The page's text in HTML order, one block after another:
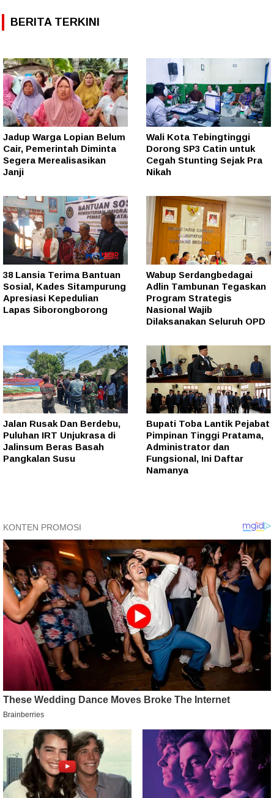
BERITA TERKINI
Jadup Warga Lopian Belum
Cair, Pemerintah Diminta
Segera Merealisasikan
Janji
Wali Kota Tebingtinggi
Dorong SP3 Catin untuk
Cegah Stunting Sejak Pra
Nikah
38 Lansia Terima Bantuan
Sosial, Kades Sitampurung
Apresiasi Kepedulian
Lapas Siborongborong
Wabup Serdangbedagai
Adlin Tambunan Tegaskan
Program Strategis
Nasional Wajib
Dilaksanakan Seluruh OPD
Jalan Rusak Dan Berdebu,
Puluhan IRT Unjukrasa di
Jalinsum Beras Basah
Pangkalan Susu
Bupati Toba Lantik Pejabat
Pimpinan Tinggi Pratama,
Administrator dan
Fungsional, Ini Daftar
Namanya